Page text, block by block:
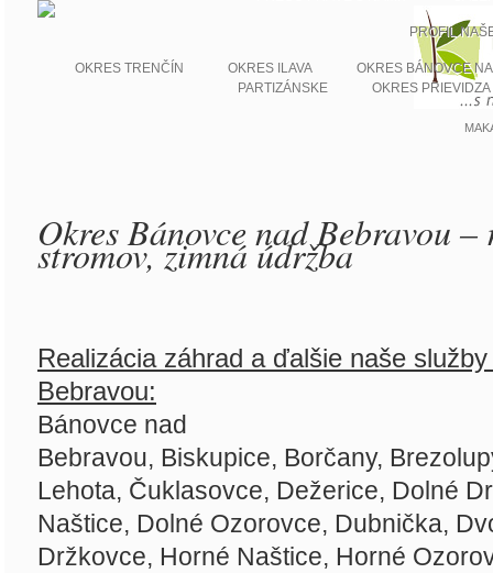
PROFIL
OKRES TRENČÍN OKRES ILAVA
OKRES BÁNOVCE
PARTIZÁNSKE
OKRES PRIEVIDZA
Okres Bánovce nad Bebravou
stromov, zimná údržba
Realizácia záhrad a ďalšie naše
Bebravou:
Bánovce nad
Bebravou, Biskupice, Borčany,
Lehota, Čuklasovce, Dežerice, Dolné
Naštice, Dolné Ozorovce, Dubnička,
Držkovce, Horné Naštice, Horné